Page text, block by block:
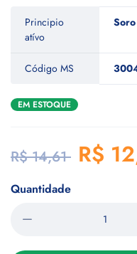
Principio
atívo
Código MS
EM ESTOQUE
R$ 14,61 R$
Quantidade